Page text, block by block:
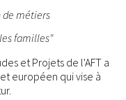
de métiers
familles"
et Projets de l'AFT a
européen qui vise à